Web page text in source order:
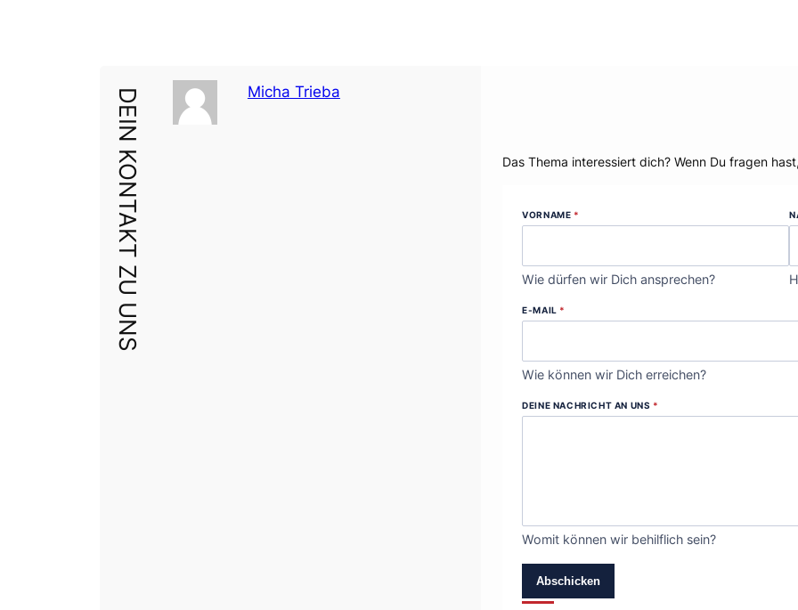
DEIN KONTAKT ZU UNS Micha Trieba
Das Thema interessiert dich? Wenn Du fragen
VORNAME *
Wie dürfen wir Dich ansprechen?
E-MAIL *
Wie können wir Dich erreichen?
DEINE NACHRICHT AN UNS *
Womit können wir behilflich sein?
Abschicken